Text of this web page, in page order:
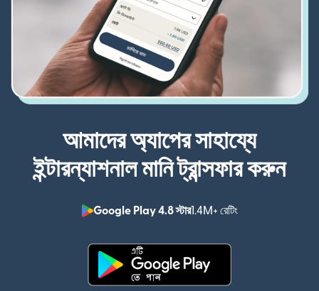
আমাদের অ্যাপের সাহায্যে
ইন্টারন্যাশনাল মানি ট্রান্সফার করুন
Google Play 4.8 স্টার1.4M+ রেটিং